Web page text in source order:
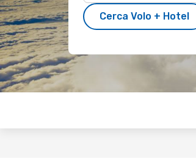
Cerca Volo + Hotel